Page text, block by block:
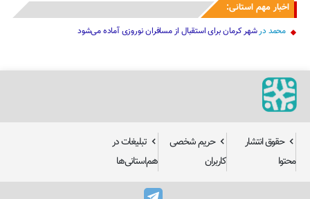
اخبار مهم استانی:
محمد درشهر کرمان برای استقبال از مسافران نوروزی آماده می‌شود
حقوق انتشار
محتوا
حریم شخصی
کاربران
تبلیغات در
هم‌استانی‌ها